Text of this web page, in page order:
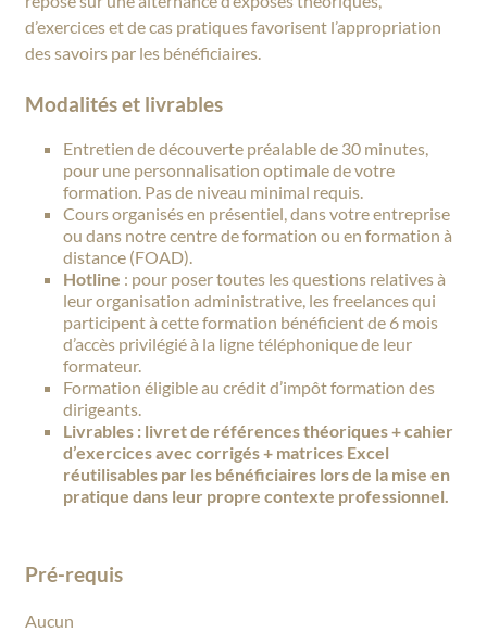
d’exercices et de cas pratiques favorisent l’appropriation
des savoirs par les bénéficiaires.
Modalités et livrables
Entretien de découverte préalable de 30 minutes,
pour une personnalisation optimale de votre
formation. Pas de niveau minimal requis.
Cours organisés en présentiel, dans votre entreprise
ou dans notre centre de formation ou en formation à
distance (FOAD).
Hotline : pour poser toutes les questions relatives à
leur organisation administrative, les freelances qui
participent à cette formation bénéficient de 6 mois
d’accès privilégié à la ligne téléphonique de leur
formateur.
Formation éligible au crédit d’impôt formation des
dirigeants.
Livrables : livret de références théoriques + cahier
d’exercices avec corrigés + matrices Excel
réutilisables par les bénéficiaires lors de la mise en
pratique dans leur propre contexte professionnel.
Pré-requis
Aucun